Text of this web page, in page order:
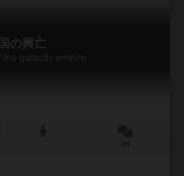
の興亡
the galactic empire